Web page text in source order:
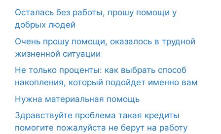
Осталась без работы, прошу помощи у
добрых людей
Очень прошу помощи, оказалось в трудной
жизненной ситуации
Не только проценты: как выбрать способ
накопления, который подойдет именно вам
Нужна материальная помощь
Здравствуйте проблема такая кредиты
помогите пожалуйста не берут на работу